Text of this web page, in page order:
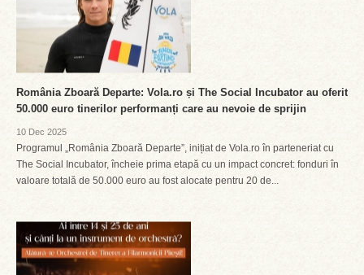
România Zboară Departe: Vola.ro și The Social Incubator au oferit
50.000 euro tinerilor performanți care au nevoie de sprijin
10 Dec 2025
Programul „România Zboară Departe”, inițiat de Vola.ro în parteneriat cu
The Social Incubator, încheie prima etapă cu un impact concret: fonduri în
valoare totală de 50.000 euro au fost alocate pentru 20 de...